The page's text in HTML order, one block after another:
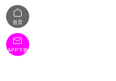

首页

APP下载